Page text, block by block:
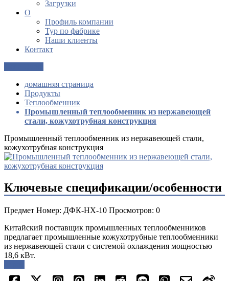
Загрузки
О
Профиль компании
Тур по фабрике
Наши клиенты
Контакт
домашняя страница
Продукты
Теплообменник
Промышленный теплообменник из нержавеющей
стали, кожухотрубная конструкция
Промышленный теплообменник из нержавеющей стали,
кожухотрубная конструкция
Ключевые спецификации/особенности
Предмет Номер: ДФК-НХ-10 Просмотров: 0
Китайский поставщик промышленных теплообменников
предлагает промышленные кожухотрубные теплообменники
из нержавеющей стали с системой охлаждения мощностью
18,6 кВт.